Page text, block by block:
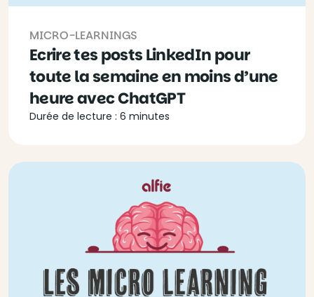
MICRO-LEARNINGS
Ecrire tes posts LinkedIn pour
toute la semaine en moins d’une
heure avec ChatGPT
Durée de lecture : 6 minutes